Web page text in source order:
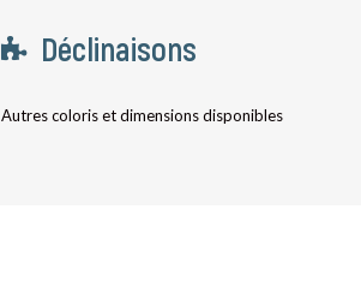
Déclinaisons
Autres coloris et dimensions disponibles